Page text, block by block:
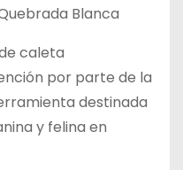
Blanca
caleta
por parte de la
destinada
y felina en